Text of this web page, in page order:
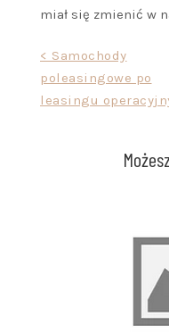
miał się zmienić w
Nawigacja
wpisu
< Samochody
poleasingowe po
leasingu